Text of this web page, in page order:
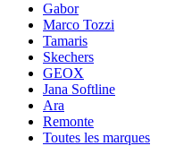
Gabor
Marco Tozzi
Tamaris
Skechers
GEOX
Jana Softline
Ara
Remonte
Toutes les marques